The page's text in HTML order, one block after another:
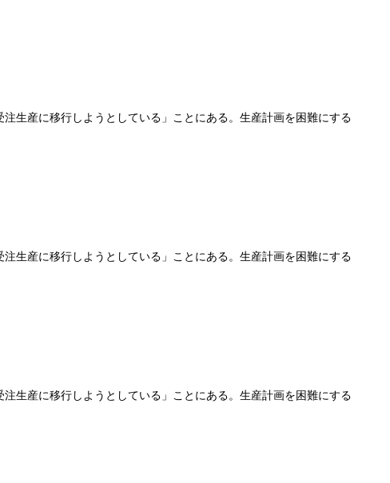
生産に移行しようとしている」ことにある。生産計画を困難にする
生産に移行しようとしている」ことにある。生産計画を困難にする
生産に移行しようとしている」ことにある。生産計画を困難にする